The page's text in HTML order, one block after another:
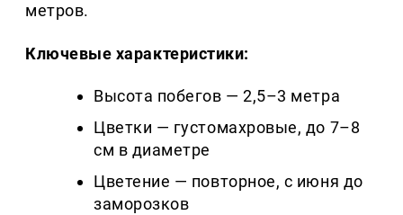
метров.
Ключевые характеристики:
Высота побегов — 2,5–3 метра
Цветки — густомахровые, до 7–8
см в диаметре
Цветение — повторное, с июня до
заморозков